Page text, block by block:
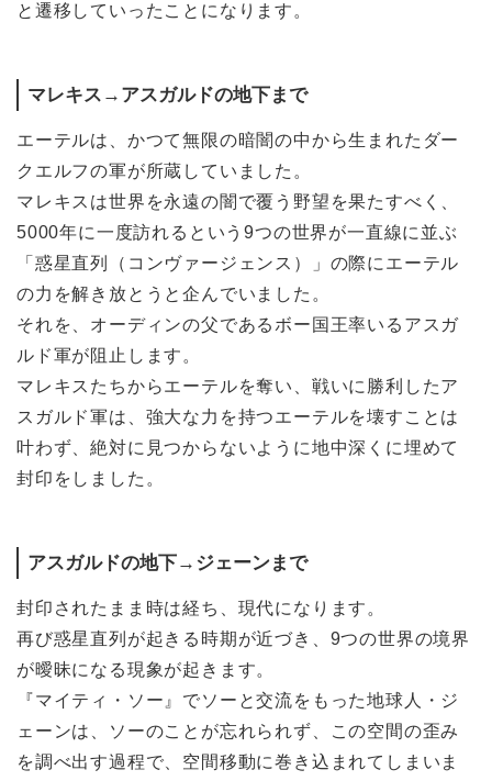
と遷移していったことになります。
マレキス→アスガルドの地下まで
エーテルは、かつて無限の暗闇の中から生まれたダー
クエルフの軍が所蔵していました。
マレキスは世界を永遠の闇で覆う野望を果たすべく、
5000年に一度訪れるという9つの世界が一直線に並ぶ
「惑星直列（コンヴァージェンス）」の際にエーテル
の力を解き放とうと企んでいました。
それを、オーディンの父であるボー国王率いるアスガ
ルド軍が阻止します。
マレキスたちからエーテルを奪い、戦いに勝利したア
スガルド軍は、強大な力を持つエーテルを壊すことは
叶わず、絶対に見つからないように地中深くに埋めて
封印をしました。
アスガルドの地下→ジェーンまで
封印されたまま時は経ち、現代になります。
再び惑星直列が起きる時期が近づき、9つの世界の境界
が曖昧になる現象が起きます。
『マイティ・ソー』でソーと交流をもった地球人・ジ
ェーンは、ソーのことが忘れられず、この空間の歪み
を調べ出す過程で、空間移動に巻き込まれてしまいま